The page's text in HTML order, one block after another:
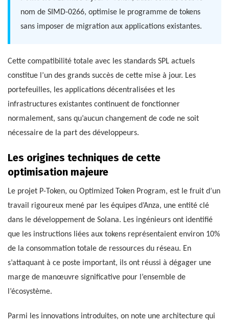
nom de SIMD-0266, optimise le programme de tokens
sans imposer de migration aux applications existantes.
Cette compatibilité totale avec les standards SPL actuels
constitue l’un des grands succès de cette mise à jour. Les
portefeuilles, les applications décentralisées et les
infrastructures existantes continuent de fonctionner
normalement, sans qu’aucun changement de code ne soit
nécessaire de la part des développeurs.
Les origines techniques de cette
optimisation majeure
Le projet P-Token, ou Optimized Token Program, est le fruit d’un
travail rigoureux mené par les équipes d’Anza, une entité clé
dans le développement de Solana. Les ingénieurs ont identifié
que les instructions liées aux tokens représentaient environ 10%
de la consommation totale de ressources du réseau. En
s’attaquant à ce poste important, ils ont réussi à dégager une
marge de manœuvre significative pour l’ensemble de
l’écosystème.
Parmi les innovations introduites, on note une architecture qui